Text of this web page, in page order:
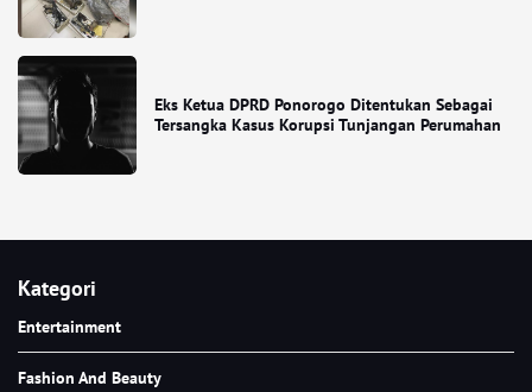
Eks Ketua DPRD Ponorogo Ditentukan Sebagai
Tersangka Kasus Korupsi Tunjangan Perumahan
Kategori
Entertainment
Fashion And Beauty